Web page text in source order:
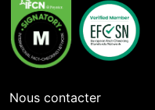
Nous contacter